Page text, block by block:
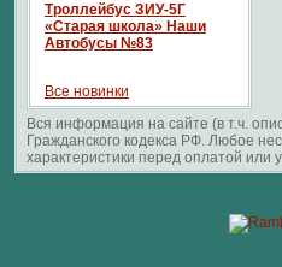
Троллейбус ЗИУ-5Г
«Старая школа» Наши
Автобусы №83
Все новинки
Вся информация на сайте (в т.ч.
Гражданского кодекса РФ. Любое
характеристики перед оплатой или